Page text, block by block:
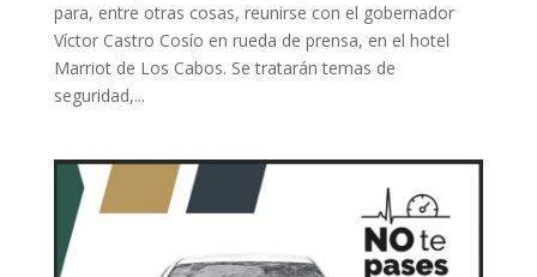
para, entre otras cosas, reunirse con el gobernador
Víctor Castro Cosío en rueda de prensa, en el hotel
Marriot de Los Cabos. Se tratarán temas de
seguridad,...